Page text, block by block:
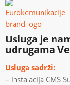
Usluga je
udrugama
Usluga sadrži:
– instalacija CMS